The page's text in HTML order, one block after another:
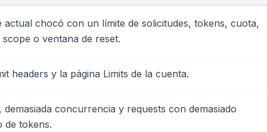
actual chocó con un límite de solicitudes, tokens, cuota,
o ventana de reset.
headers y la página Limits de la cuenta.
concurrencia y requests con demasiado
de tokens.